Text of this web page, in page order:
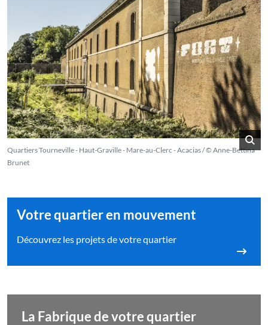
Quartiers Tourneville - Haut-Graville - Mare-au-Clerc - Acacias / © Anne-Bettina
Brunet
Votre quartier en mouvement
Découvrez les projets de votre quartier
La Fabrique de votre quartier